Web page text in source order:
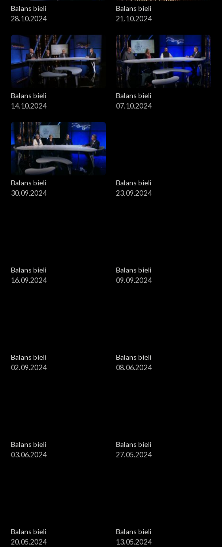
Balans bieli
28.10.2024
Balans bieli
21.10.2024
Balans bieli
14.10.2024
Balans bieli
07.10.2024
Balans bieli
30.09.2024
Balans bieli
23.09.2024
Balans bieli
16.09.2024
Balans bieli
09.09.2024
Balans bieli
02.09.2024
Balans bieli
08.06.2024
Balans bieli
03.06.2024
Balans bieli
27.05.2024
Balans bieli
20.05.2024
Balans bieli
13.05.2024